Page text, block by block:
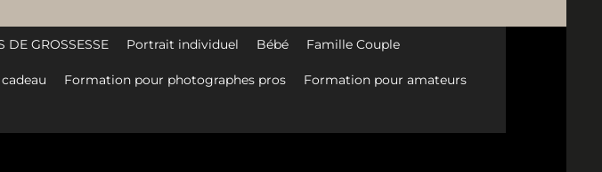
DE GROSSESSE Portrait individuel Bébé Famille Couple
Formation pour photographes pros Formation pour amateurs